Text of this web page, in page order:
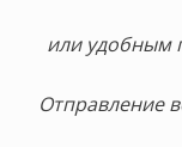
или удобным
Отправление